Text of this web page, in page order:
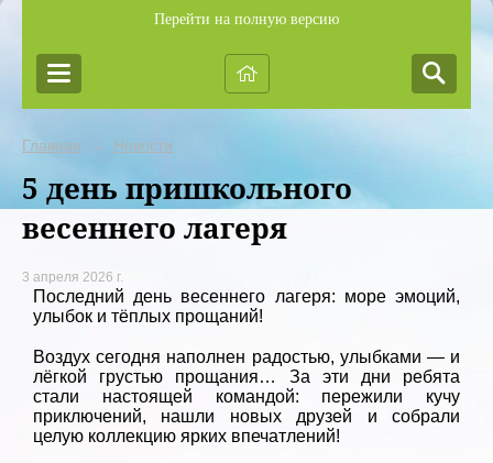
Перейти на полную версию
Главная → Новости
5 день пришкольного
весеннего лагеря
3 апреля 2026 г.
Последний день весеннего лагеря: море эмоций,
улыбок и тёплых прощаний!
Воздух сегодня наполнен радостью, улыбками — и
лёгкой грустью прощания… За эти дни ребята
стали настоящей командой: пережили кучу
приключений, нашли новых друзей и собрали
целую коллекцию ярких впечатлений!